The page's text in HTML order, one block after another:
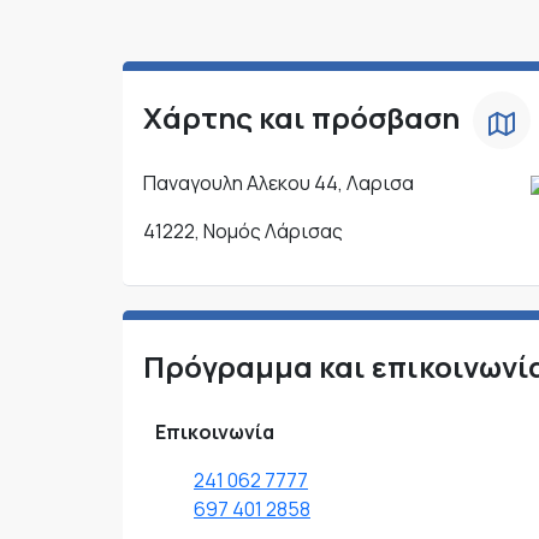
Χάρτης και πρόσβαση
Παναγουλη Αλεκου 44, Λαρισα
41222, Νομός Λάρισας
Πρόγραμμα και
Επικοινωνία
241 062 7777
697 401 2858